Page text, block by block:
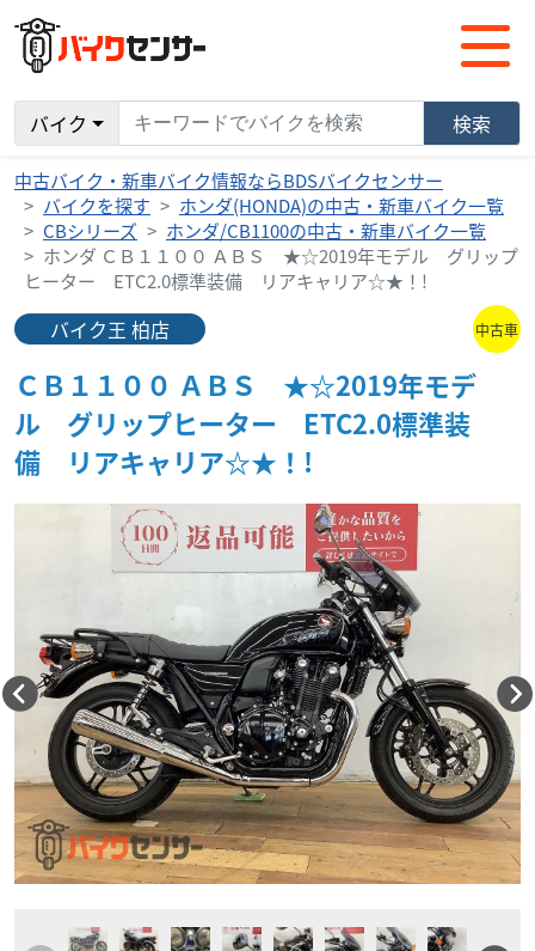
バイク 検索
中古バイク・新車バイク情報ならBDSバイクセンサー
バイクを探す
ホンダ(HONDA)の中古・新車バイク一覧
CBシリーズ
ホンダ/CB1100の中古・新車バイク一覧
ホンダ ＣＢ１１００ ＡＢＳ ★☆2019年モデル グリップ
ヒーター ETC2.0標準装備 リアキャリア☆★！!
バイク王 柏店 中古車
ＣＢ１１００ ＡＢＳ ★☆2019年モデ
ル グリップヒーター ETC2.0標準装
備 リアキャリア☆★！!